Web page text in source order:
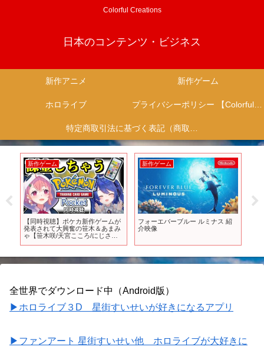
Colorful Creations
日本のコンテンツ・ビジネス
新作アニメ 新作ゲーム
ホロライブ プライバシーポリシー 【Colorful Creation】
特定商取引法に基づく表記（商取引に関する開示）
新作ゲーム
【同時視聴】ポケカ新作ゲームが
発表されて大興奮の笹木＆あまみ
ゃ【笹木咲/天宮こころ/にじさん
新作ゲーム
フォーエバーブルー ルミナス 紹
介映像
【
ル
全世界でダウンロード中（Android版）
▶ホロライブ３D 星街すいせいが好きになるアプリ
▶ファンアート 星街すいせい他 ホロライブが大好きに